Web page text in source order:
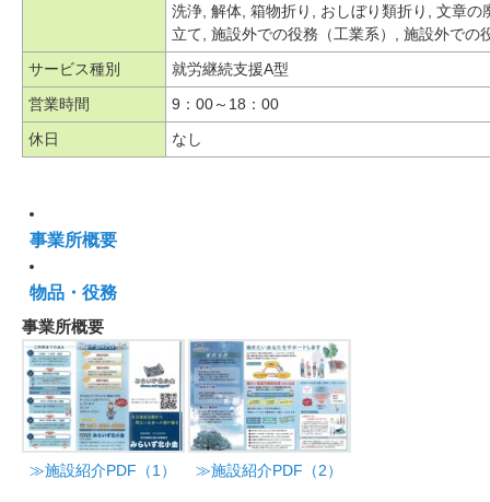
洗浄, 解体, 箱物折り, おしぼり類折り, 文章
立て, 施設外での役務（工業系）, 施設外での
サービス種別
就労継続支援A型
営業時間
9：00～18：00
休日
なし
事業所概要
物品・役務
事業所概要
≫施設紹介PDF（1） ≫施設紹介PDF（2）